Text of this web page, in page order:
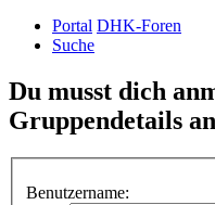
Portal DHK-Foren
Suche
Du musst dich
Gruppendetails
Benutzername: